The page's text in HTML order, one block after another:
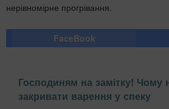
нерівномірне прогрівання.
FaceBook
Господиням на замітку! Чому
закривати варення у спеку